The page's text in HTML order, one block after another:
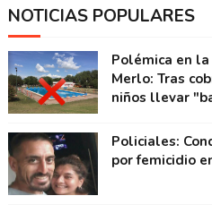
NOTICIAS POPULARES
Polémica en
Merlo: Tras
niños llevar
Policiales:
por femicidio